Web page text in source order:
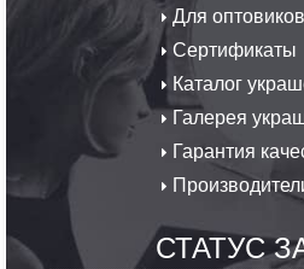
Для оптовиков
Сертификаты
Каталог
Галерея
Гарантия
СТАТУС